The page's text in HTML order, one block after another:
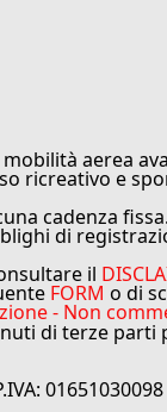
aerea
e
cadenza
di
il
FORM o di
- Non
di terze
01651030098